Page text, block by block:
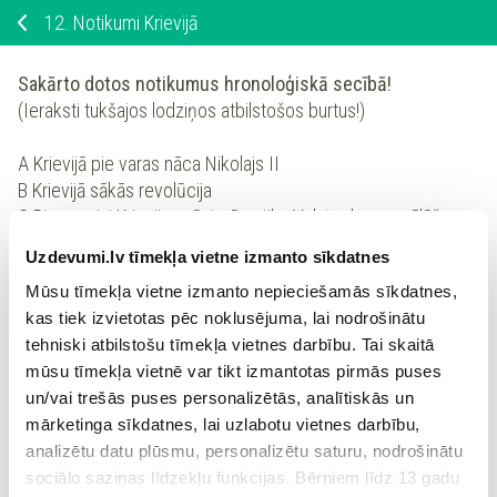
Uzdevumi.lv tīmekļa vietne izmanto sīkdatnes
Mūsu tīmekļa vietne izmanto nepieciešamās sīkdatnes,
kas tiek izvietotas pēc noklusējuma, lai nodrošinātu
tehniski atbilstošu tīmekļa vietnes darbību. Tai skaitā
mūsu tīmekļa vietnē var tikt izmantotas pirmās puses
un/vai trešās puses personalizētās, analītiskās un
mārketinga sīkdatnes, lai uzlabotu vietnes darbību,
analizētu datu plūsmu, personalizētu saturu, nodrošinātu
sociālo saziņas līdzekļu funkcijas. Bērniem līdz 13 gadu
12. Notikumi Krievijā
Sakārto dotos notikumus hronoloģiskā secībā!
(Ieraksti tukšajos lodziņos atbilstošos burtus!)
A Krievijā pie varas nāca Nikolajs II
B Krievijā sākās revolūcija
C Pirmo reizi Krievijas vēsturē notika Valsts domes vēlēšanas